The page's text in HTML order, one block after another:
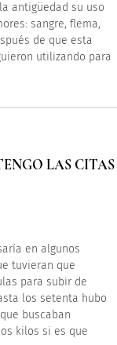
antigüedad su uso
sangre, flema,
de que esta
utilizando para
LAS CITAS
en algunos
tuvieran que
para subir de
los setenta hubo
buscaban
kilos si es que